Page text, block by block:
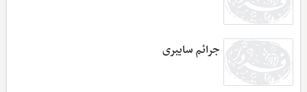
جرائم سایبری